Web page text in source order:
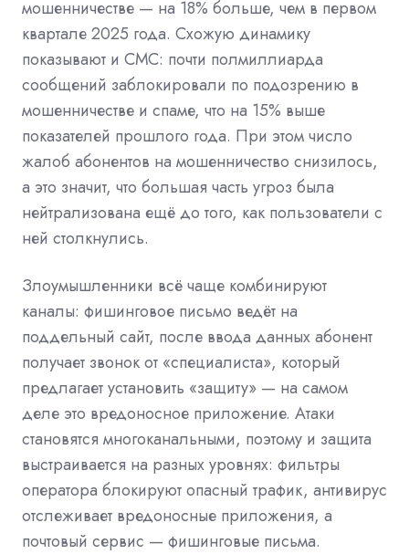
мошенничестве — на 18% больше, чем в первом
квартале 2025 года. Схожую динамику
показывают и СМС: почти полмиллиарда
сообщений заблокировали по подозрению в
мошенничестве и спаме, что на 15% выше
показателей прошлого года. При этом число
жалоб абонентов на мошенничество снизилось,
а это значит, что большая часть угроз была
нейтрализована ещё до того, как пользователи с
ней столкнулись.
Злоумышленники всё чаще комбинируют
каналы: фишинговое письмо ведёт на
поддельный сайт, после ввода данных абонент
получает звонок от «специалиста», который
предлагает установить «защиту» — на самом
деле это вредоносное приложение. Атаки
становятся многоканальными, поэтому и защита
выстраивается на разных уровнях: фильтры
оператора блокируют опасный трафик, антивирус
отслеживает вредоносные приложения, а
почтовый сервис — фишинговые письма.